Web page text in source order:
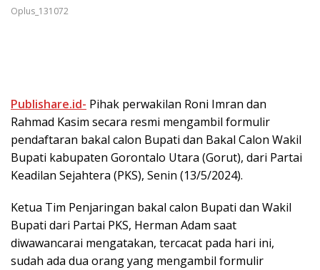
Oplus_131072
Publishare.id- Pihak perwakilan Roni Imran dan
Rahmad Kasim secara resmi mengambil formulir
pendaftaran bakal calon Bupati dan Bakal Calon Wakil
Bupati kabupaten Gorontalo Utara (Gorut), dari Partai
Keadilan Sejahtera (PKS), Senin (13/5/2024).
Ketua Tim Penjaringan bakal calon Bupati dan Wakil
Bupati dari Partai PKS, Herman Adam saat
diwawancarai mengatakan, tercacat pada hari ini,
sudah ada dua orang yang mengambil formulir